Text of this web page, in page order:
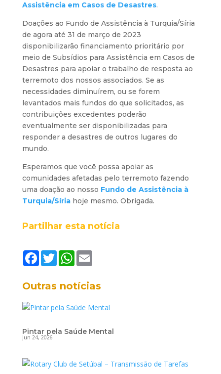
Assistência em Casos de Desastres.
Doações ao Fundo de Assistência à Turquia/Síria
de agora até 31 de março de 2023
disponibilizarão financiamento prioritário por
meio de Subsídios para Assistência em Casos de
Desastres para apoiar o trabalho de resposta ao
terremoto dos nossos associados. Se as
necessidades diminuírem, ou se forem
levantados mais fundos do que solicitados, as
contribuições excedentes poderão
eventualmente ser disponibilizadas para
responder a desastres de outros lugares do
mundo.
Esperamos que você possa apoiar as
comunidades afetadas pelo terremoto fazendo
uma doação ao nosso Fundo de Assistência à
Turquia/Síriahoje mesmo. Obrigada.
Partilhar esta notícia
F
b
k
T
w
W
s
p
E
l
Outras notícias
Pintar pela Saúde Mental
Jun 24, 2026